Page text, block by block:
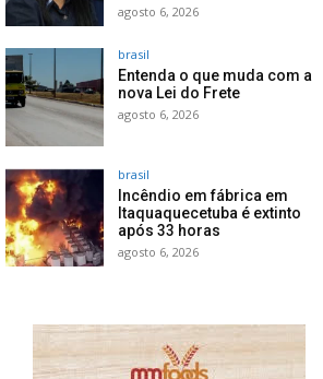
agosto 6, 2026
brasil
Entenda o que muda com a
nova Lei do Frete
agosto 6, 2026
brasil
Incêndio em fábrica em
Itaquaquecetuba é extinto
após 33 horas
agosto 6, 2026